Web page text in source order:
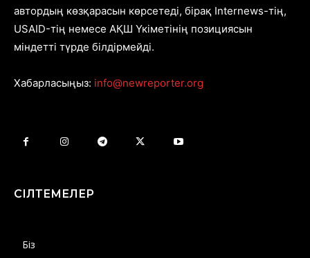
автордың көзқарасын көрсетеді, бірақ Internews-тің,
USAID-тің немесе АҚШ Үкіметінің позициясын
міндетті түрде білдірмейді.
Хабарласыңыз: info@newreporter.org
СІЛТЕМЕЛЕР
Біз